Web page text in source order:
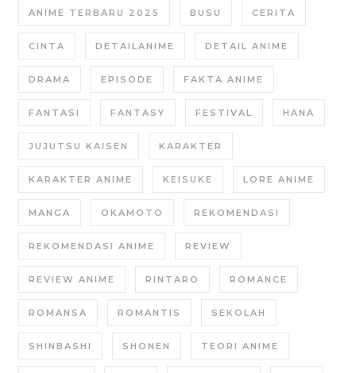
ANIME TERBARU 2025 BUSU CERITA
CINTA DETAILANIME DETAIL ANIME
DRAMA EPISODE FAKTA ANIME
FANTASI FANTASY FESTIVAL HANA
JUJUTSU KAISEN KARAKTER
KARAKTER ANIME KEISUKE LORE ANIME
MANGA OKAMOTO REKOMENDASI
REKOMENDASI ANIME REVIEW
REVIEW ANIME RINTARO ROMANCE
ROMANSA ROMANTIS SEKOLAH
SHINBASHI SHONEN TEORI ANIME